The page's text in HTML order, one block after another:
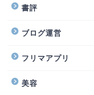
書評
ブログ運営
フリマアプリ
美容